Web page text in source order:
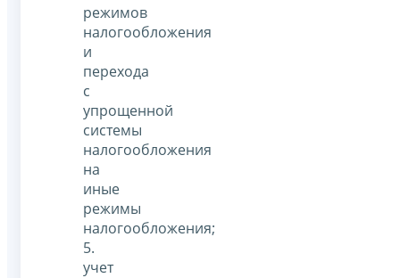
режимов
налогообложения
и
перехода
с
упрощенной
системы
налогообложения
на
иные
режимы
налогообложения;
5.
учет